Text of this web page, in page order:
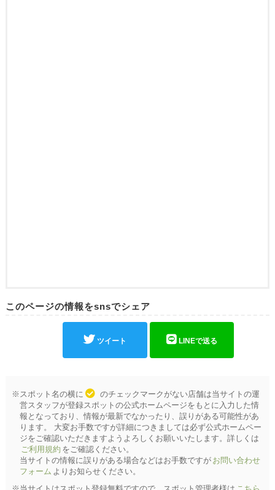
このページの情報をsnsでシェア
ツイート LINEで送る
※スポット名の横に
のチェックマークがない店舗は当サイトの運
営スタッフが登録スポットの公式ホームページをもとに入力した情
報となっており、情報が最新でなかったり、誤りがある可能性があ
ります。 大変お手数ですが詳細につきましては必ず公式ホームペー
ジをご確認いただきますようよろしくお願いいたします。詳しくは
ご利用規約 をご確認ください。
当サイトの情報に誤りがある場合などはお手数ですが お問い合わせ
フォーム よりお知らせください。